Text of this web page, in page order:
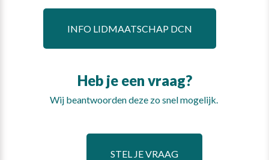
INFO LIDMAATSCHAP DCN
Heb je een vraag?
Wij beantwoorden deze zo snel mogelijk.
STEL JE VRAAG